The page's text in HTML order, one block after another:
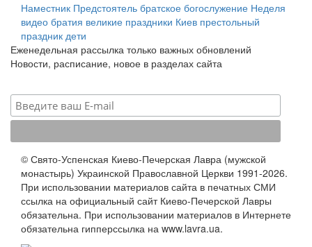
Наместник Предстоятель братское богослужение Неделя
видео братия великие праздники Киев престольный
праздник дети
Еженедельная рассылка только важных обновлений
Новости, расписание, новое в разделах сайта
© Свято-Успенская Киево-Печерская Лавра (мужской
монастырь) Украинской Православной Церкви 1991-2026.
При использовании материалов сайта в печатных СМИ
ссылка на официальный сайт Киево-Печерской Лавры
обязательна. При использовании материалов в Интернете
обязательна гипперссылка на www.lavra.ua.